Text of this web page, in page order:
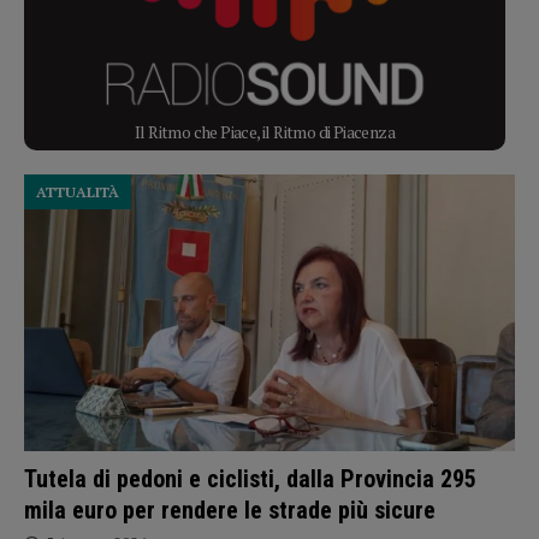
Il Ritmo che Piace, il Ritmo di Piacenza
Tutela di pedoni e ciclisti, dalla Provincia 295
mila euro per rendere le strade più sicure
ATTUALITÀ